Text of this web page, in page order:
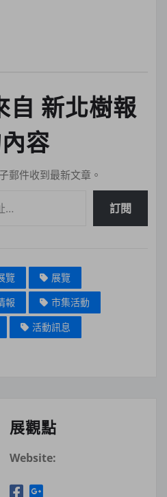
自 新北樹報
容
郵件收到最新文章。
訂閱
覽
展覽
報
市集活動
活動訊息
展觀點
Website: